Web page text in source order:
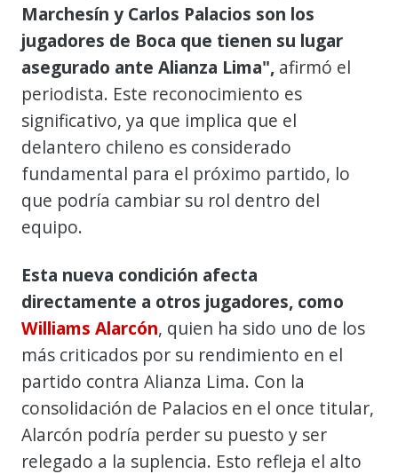
Marchesín y Carlos Palacios son los
jugadores de Boca que tienen su lugar
asegurado ante Alianza Lima", afirmó el
periodista. Este reconocimiento es
significativo, ya que implica que el
delantero chileno es considerado
fundamental para el próximo partido, lo
que podría cambiar su rol dentro del
equipo.
Esta nueva condición afecta
directamente a otros jugadores, como
Williams Alarcón, quien ha sido uno de los
más criticados por su rendimiento en el
partido contra Alianza Lima. Con la
consolidación de Palacios en el once titular,
Alarcón podría perder su puesto y ser
relegado a la suplencia. Esto refleja el alto